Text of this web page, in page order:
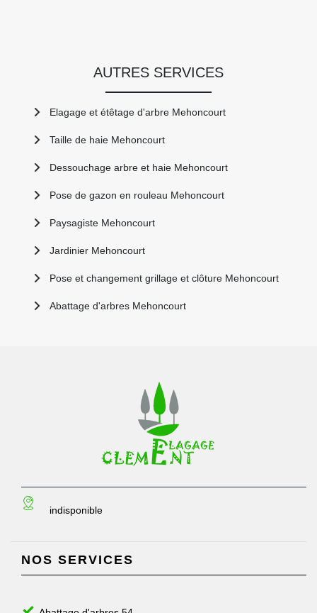
AUTRES SERVICES
Elagage et étêtage d'arbre Mehoncourt
Taille de haie Mehoncourt
Dessouchage arbre et haie Mehoncourt
Pose de gazon en rouleau Mehoncourt
Paysagiste Mehoncourt
Jardinier Mehoncourt
Pose et changement grillage et clôture Mehoncourt
Abattage d'arbres Mehoncourt
indisponible
NOS SERVICES